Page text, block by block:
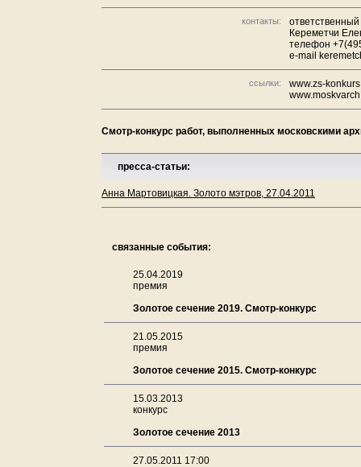
контакты:
Кереметчи
телефон
e-mail
ссылки:
www.zs-
Смотр-конкурс работ, выполненных московскими
пресса-статьи:
Анна Мартовицкая. Золото мэтров, 27.04.2011
связанные события:
25.04.2019
премия
Золотое сечение 2019. Смотр-конкурс
21.05.2015
премия
Золотое сечение 2015. Смотр-конкурс
15.03.2013
конкурс
Золотое сечение 2013
27.05.2011 17:00